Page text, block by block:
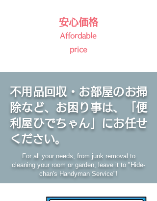
安心価格
Affordable
price
不用品回収・お部屋のお掃
除など、お困り事は、「便
利屋ひでちゃん」にお任せ
ください。
For all your needs, from junk removal to
cleaning your room or garden, leave it to "Hide-
chan's Handyman Service"!